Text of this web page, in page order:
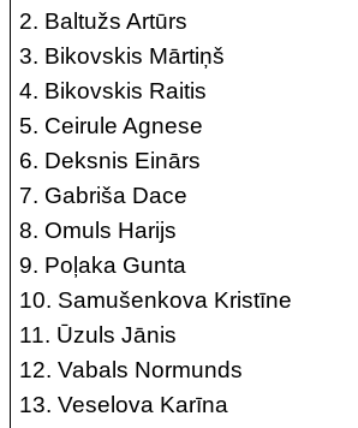
2. Baltužs Artūrs
3. Bikovskis Mārtiņš
4. Bikovskis Raitis
5. Ceirule Agnese
6. Deksnis Einārs
7. Gabriša Dace
8. Omuls Harijs
9. Poļaka Gunta
10. Samušenkova Kristīne
11. Ūzuls Jānis
12. Vabals Normunds
13. Veselova Karīna